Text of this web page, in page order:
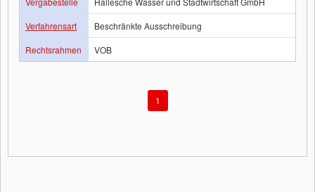
Verfahrensart
Beschränkte Ausschreibung
Rechtsrahmen
VOB
1